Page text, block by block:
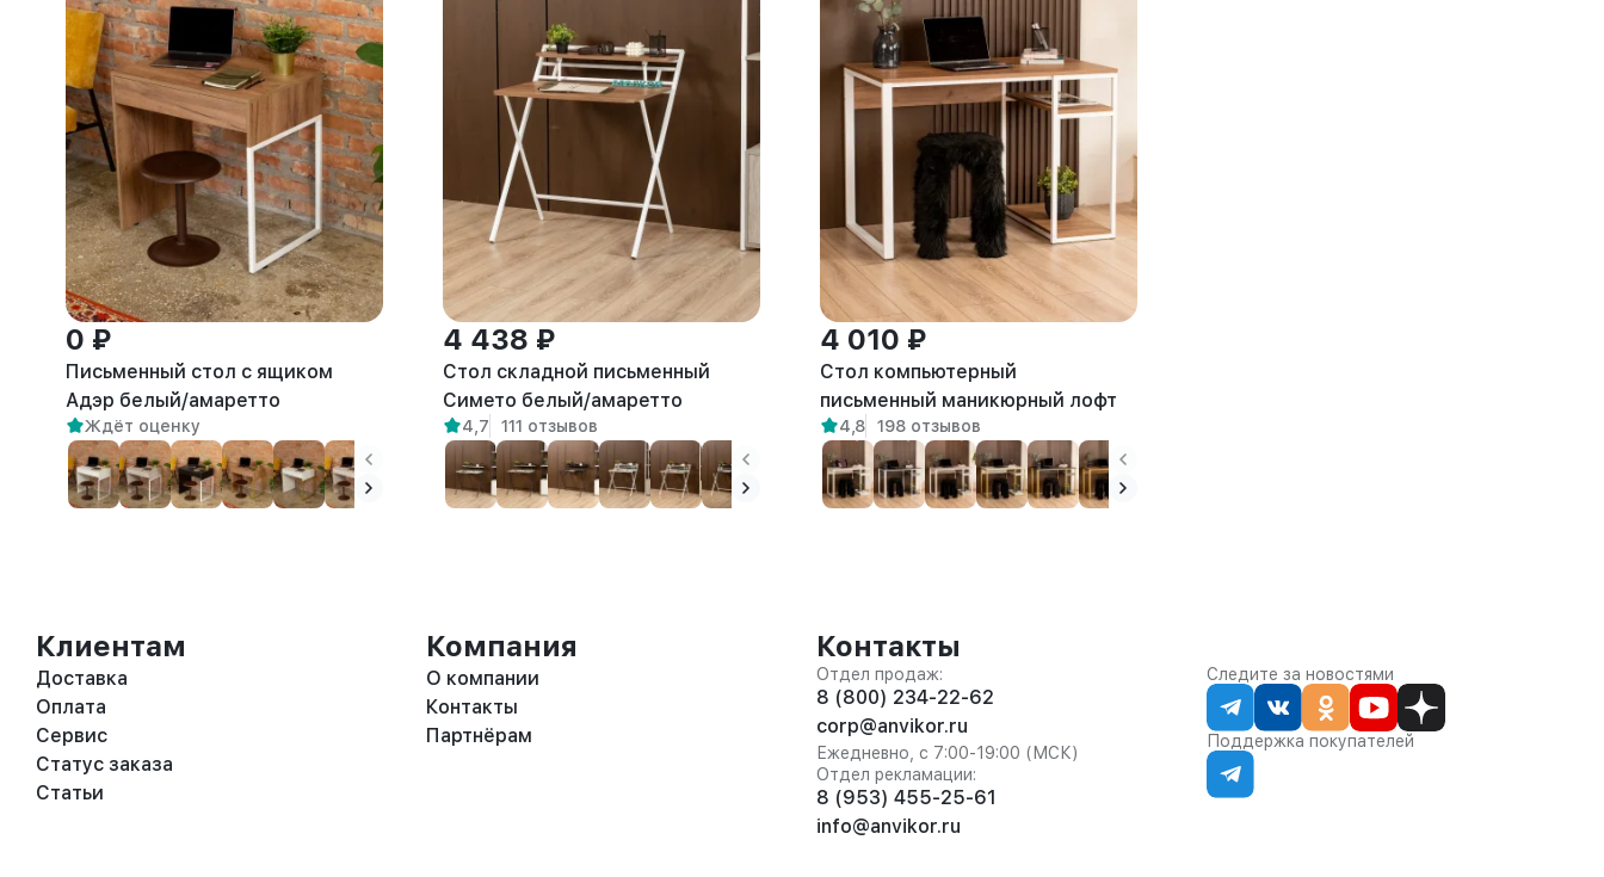
0 ₽
Письменный стол с ящиком
Адэр белый/амаретто
Ждёт оценку
4 438 ₽
Стол складной письменный
Симетo белый/амаретто
4,7 111 отзывов
4 010 ₽
Стол компьютерный
письменный маникюрный лофт
Оштен белый/амаретто
4,8 198 отзывов
Клиентам
Доставка
Оплата
Сервис
Статус заказа
Статьи
Компания
О компании
Контакты
Партнёрам
Контакты
Отдел продаж:
8 (800) 234-22-62
corp@anvikor.ru
Ежедневно, с 7:00-19:00 (МСК)
Отдел рекламации:
8 (953) 455-25-61
info@anvikor.ru
Следите за новостями
Поддержка покупателей